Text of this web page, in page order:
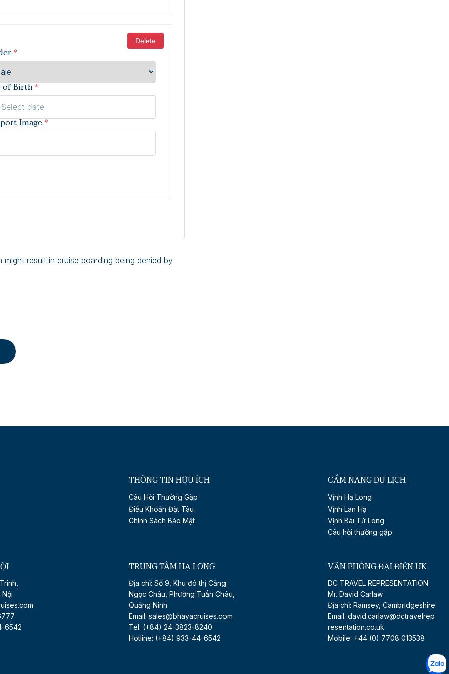
Delete
*
of Birth*
Image*
result in cruise boarding being denied by
THÔNG TIN HỮU ÍCH
Câu Hỏi Thường Gặp
Điều Khoản Đặt Tàu
Chính Sách Bảo Mật
CẨM NANG DU LỊCH
Vịnh Hạ Long
Vịnh Lan Hạ
Vịnh Bái Tử Long
Câu hỏi thường gặp
6542
TRUNG TÂM HẠ LONG
Địa chỉ: Số 9, Khu đô thị Cảng
Ngọc Châu, Phường Tuần Châu,
Quảng Ninh
Email: sales@bhayacruises.com
Tel: (+84) 24-3823-8240
Hotline: (+84) 933-44-6542
VĂN PHÒNG ĐẠI ĐIỆN UK
DC TRAVEL REPRESENTATION
Mr. David Carlaw
Địa chỉ: Ramsey, Cambridgeshire
Email: david.carlaw@dctravelrep
resentation.co.uk
Mobile: +44 (0) 7708 013538